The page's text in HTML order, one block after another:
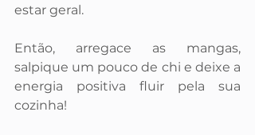
estar geral.
Então, arregace as mangas,
salpique um pouco de chi e deixe a
energia positiva fluir pela sua
cozinha!